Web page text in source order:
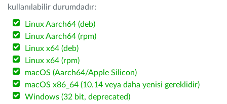
kullanılabilir durumdadır:
Linux Aarch64 (deb)
Linux Aarch64 (rpm)
Linux x64 (deb)
Linux x64 (rpm)
macOS (Aarch64/Apple Silicon)
macOS x86_64 (10.14 veya daha yenisi gereklidir)
Windows (32 bit, deprecated)